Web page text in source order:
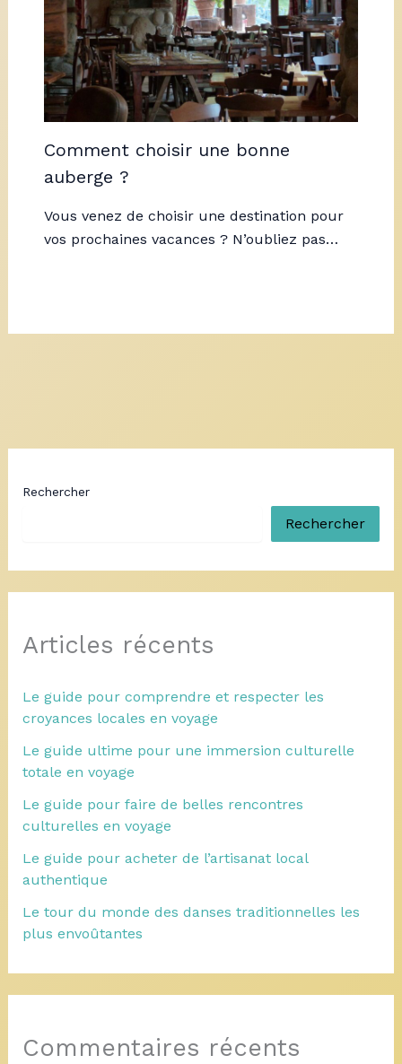
Comment choisir une bonne
auberge ?
Vous venez de choisir une destination pour
vos prochaines vacances ? N’oubliez pas…
Rechercher
Rechercher
Articles récents
Le guide pour comprendre et respecter les
croyances locales en voyage
Le guide ultime pour une immersion culturelle
totale en voyage
Le guide pour faire de belles rencontres
culturelles en voyage
Le guide pour acheter de l’artisanat local
authentique
Le tour du monde des danses traditionnelles les
plus envoûtantes
Commentaires récents